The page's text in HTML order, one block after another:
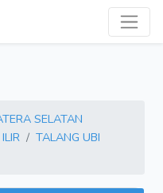
SELATAN
TALANG UBI